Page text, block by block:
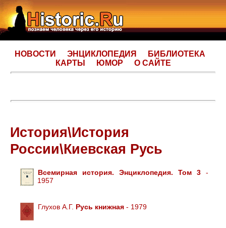
НОВОСТИ ЭНЦИКЛОПЕДИЯ
БИБЛИОТЕКА
КАРТЫ
ЮМОР О САЙТЕ
История\История
России\Киевская Русь
Всемирная история. Энциклопедия. Том 3-
1957
Глухов А.Г. Русь книжная- 1979